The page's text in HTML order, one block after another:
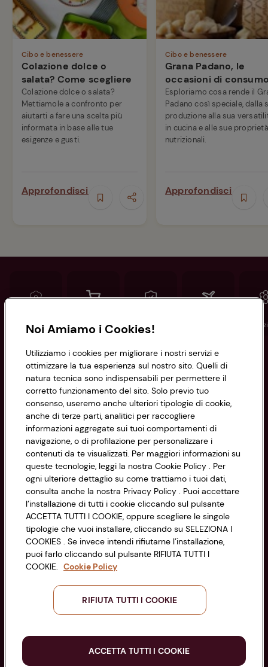
Cibo e benessere
Colazione dolce o
salata? Come scegliere
Colazione dolce o salata?
Mettiamole a confronto per
aiutarti a fare una scelta più
informata in base alle tue
esigenze e gusti.
Approfondisci
Cibo e benessere
Grana Padano, le
occasioni di
Esploriamo cosa rende il
Padano così speciale, dalla
produzione alla sua
in cucina e alle sue proprietà
nutrizionali.
Approfondisci
Conad Spesa online Assicurazioni
Informazioni
Privacy Policy
Cookie Policy
Impostazioni Cookie
Accessibilità
CONAD SOCIETÀ COOPERATIVA
Via Michelino, 59 | 40127 BOLOGNA
Codice Fiscale e Registro Imprese
di Bologna 00865960157
PARTITA IVA 03320960374
Servizio clienti
Seguici sui Social:
Noi Amiamo i Cookies!
Utilizziamo i cookies per migliorare i nostri servizi e
ottimizzare la tua esperienza sul nostro sito. Quelli di
natura tecnica sono indispensabili per permettere il
corretto funzionamento del sito. Solo previo tuo
consenso, useremo anche ulteriori tipologie di cookie,
anche di terze parti, analitici per raccogliere
informazioni aggregate sui tuoi comportamenti di
navigazione, o di profilazione per personalizzare i
contenuti da te visualizzati. Per maggiori informazioni su
queste tecnologie, leggi la nostra Cookie Policy . Per
ogni ulteriore dettaglio su come trattiamo i tuoi dati,
consulta anche la nostra Privacy Policy . Puoi accettare
l’installazione di tutti i cookie cliccando sul pulsante
ACCETTA TUTTI I COOKIE, oppure scegliere le singole
tipologie che vuoi installare, cliccando su SELEZIONA I
COOKIES . Se invece intendi rifiutarne l’installazione,
puoi farlo cliccando sul pulsante RIFIUTA TUTTI I
COOKIE. Cookie Policy
RIFIUTA TUTTI I COOKIE
ACCETTA TUTTI I COOKIE